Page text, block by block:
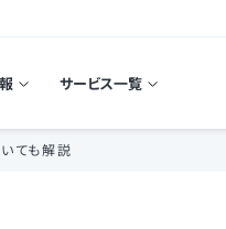
サービス一覧
ても解説